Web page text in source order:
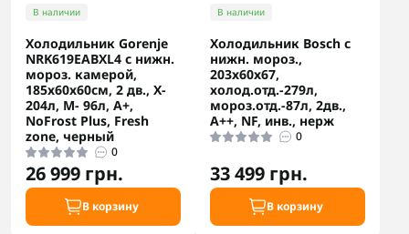
В наличии
Холодильник Gorenje
NRK619EABXL4 с нижн.
мороз. камерой,
185х60х60см, 2 дв., Х-
204л, М- 96л, A+,
NoFrost Plus, Fresh
zone, черный
0
26 999 грн.
В корзину
В наличии
Холодильник Bosch с
нижн. мороз.,
203x60x67,
холод.отд.-279л,
мороз.отд.-87л, 2дв.,
А++, NF, инв., нерж
0
33 499 грн.
В корзину